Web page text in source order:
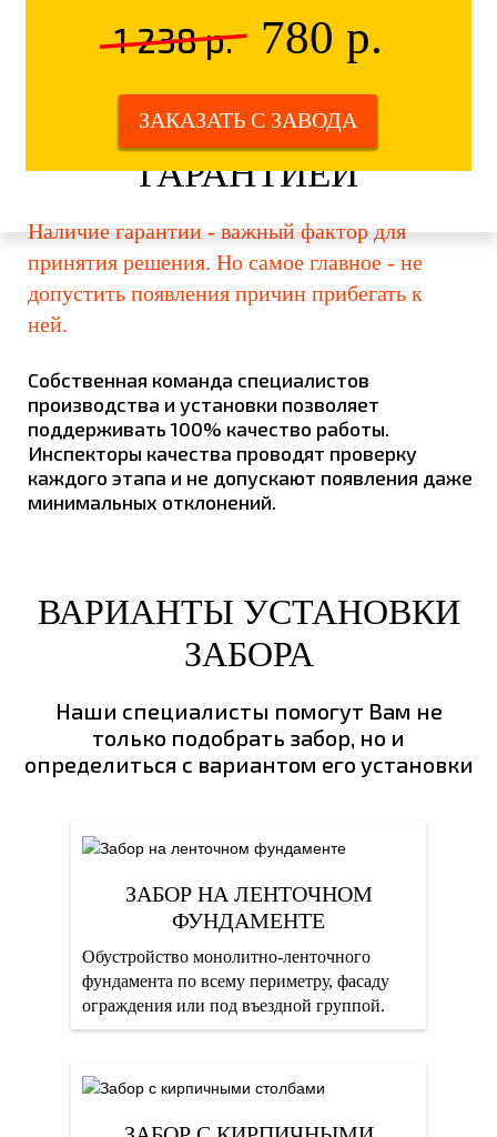
1 238 р. 780 р.
ЗАКАЗАТЬ С ЗАВОДА
НИ РАЗУ
НЕ ВОСПОЛЬЗОВАЛИСЬ
ГАРАНТИЕЙ
Наличие гарантии - важный фактор для
принятия решения. Но самое главное - не
допустить появления причин прибегать к
ней.
Собственная команда специалистов
производства и установки позволяет
поддерживать 100% качество работы.
Инспекторы качества проводят проверку
каждого этапа и не допускают появления даже
минимальных отклонений.
ВАРИАНТЫ УСТАНОВКИ
ЗАБОРА
Наши специалисты помогут Вам не
только подобрать забор, но и
определиться с вариантом его установки
ЗАБОР НА ЛЕНТОЧНОМ
ФУНДАМЕНТЕ
Обустройство монолитно-ленточного
фундамента по всему периметру, фасаду
ограждения или под въездной группой.